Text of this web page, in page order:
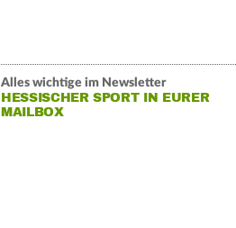
Alles wichtige im Newsletter
HESSISCHER SPORT IN EURER
MAILBOX